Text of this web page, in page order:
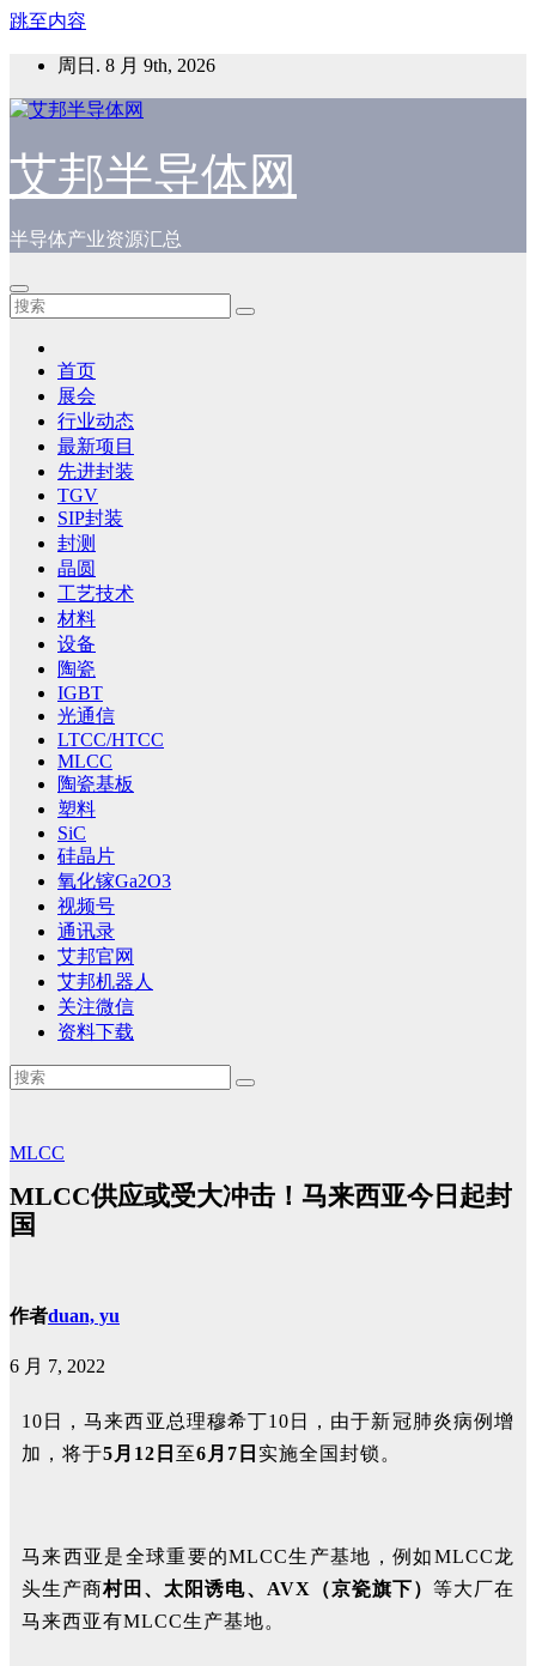
跳至内容
周日. 8 月 9th, 2026
艾邦半导体网
半导体产业资源汇总
首页
展会
行业动态
最新项目
先进封装
TGV
SIP封装
封测
晶圆
工艺技术
材料
设备
陶瓷
IGBT
光通信
LTCC/HTCC
MLCC
陶瓷基板
塑料
SiC
硅晶片
氧化镓Ga2O3
视频号
通讯录
艾邦官网
艾邦机器人
关注微信
资料下载
MLCC
MLCC供应或受大冲击！马来西亚今日起封
国
作者duan, yu
6 月 7, 2022
10日，马来西亚总理穆希丁10日，由于新冠肺炎病例增
加，将于5月12日 至6月7日 实施全国封锁。
马来西亚是全球重要的MLCC生产基地，例如MLCC龙
头生产商村田、太阳诱电、AVX（京瓷旗下） 等大厂在
马来西亚有MLCC生产基地。